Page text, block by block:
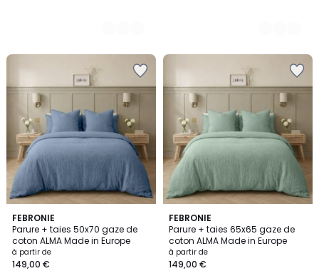
FEBRONIE
Parure + taies 50x70 gaze de
coton ALMA Made in Europe
à partir de
149,00 €
7
Couleurs
FEBRONIE
Parure + taies 65x65 gaze de
coton ALMA Made in Europe
à partir de
149,00 €
7
Couleurs